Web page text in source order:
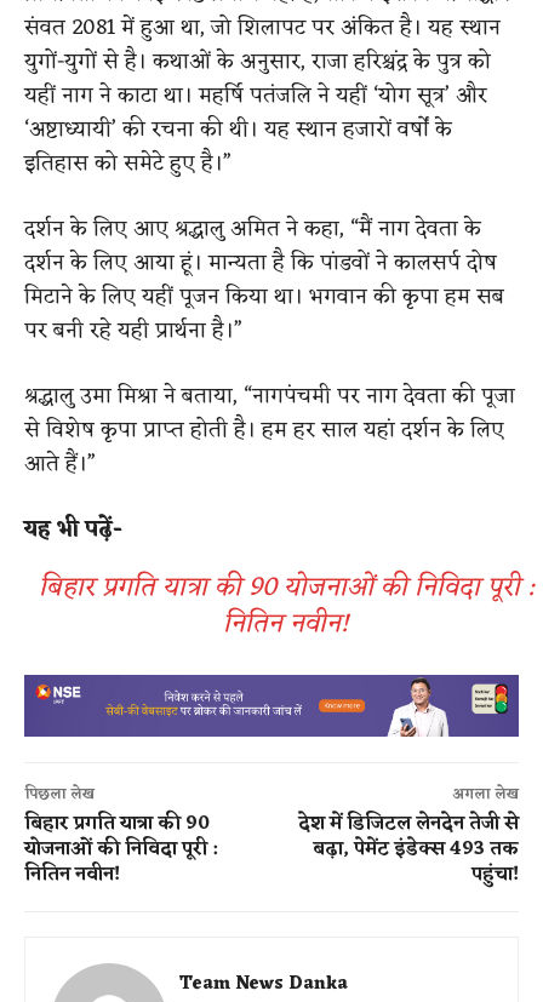
संवत 2081 में हुआ था, जो शिलापट पर अंकित है। यह स्थान
युगों-युगों से है। कथाओं के अनुसार, राजा हरिश्चंद्र के पुत्र को
यहीं नाग ने काटा था। महर्षि पतंजलि ने यहीं ‘योग सूत्र’ और
‘अष्टाध्यायी’ की रचना की थी। यह स्थान हजारों वर्षों के
इतिहास को समेटे हुए है।”
दर्शन के लिए आए श्रद्धालु अमित ने कहा, “मैं नाग देवता के
दर्शन के लिए आया हूं। मान्यता है कि पांडवों ने कालसर्प दोष
मिटाने के लिए यहीं पूजन किया था। भगवान की कृपा हम सब
पर बनी रहे यही प्रार्थना है।”
श्रद्धालु उमा मिश्रा ने बताया, “नागपंचमी पर नाग देवता की पूजा
से विशेष कृपा प्राप्त होती है। हम हर साल यहां दर्शन के लिए
आते हैं।”
यह भी पढ़ें-
बिहार प्रगति यात्रा की 90 योजनाओं की निविदा पूरी :
नितिन नवीन!
पिछला लेख
बिहार प्रगति यात्रा की 90
योजनाओं की निविदा पूरी :
नितिन नवीन!
अगला लेख
देश में डिजिटल लेनदेन तेजी से
बढ़ा, पेमेंट इंडेक्स 493 तक
पहुंचा!
Team News Danka